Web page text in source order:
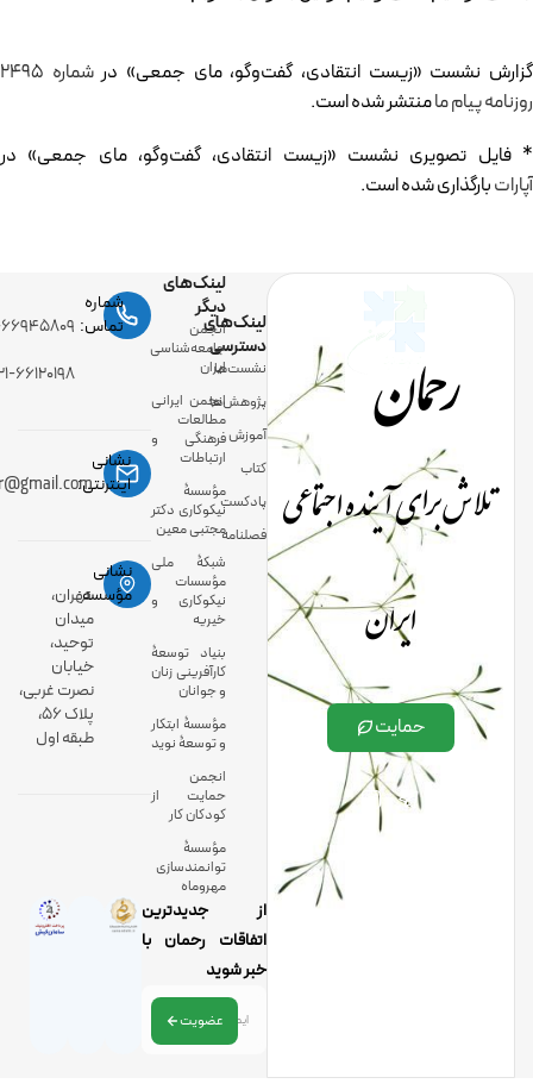
گزارش نشست «زیست انتقادی، گفت‌وگو، مای جمعی» در
شماره 2495
روزنامه پیام مامنتشر شده است.
* فایل تصویری نشست «زیست انتقادی، گفت‌وگو، مای جمعی» در
آپاراتبارگذاری شده است.
رحمان
تلاش برای آینده اجتماعی
ایران
حمایت
لینک‌های
دسترسی
نشست‌ها
پژوهش‌ها
آموزش
کتاب
پادکست
فصلنامه
لینک‌های
دیگر
انجمن
جامعه‌شناسی
ایران
انجمن ایرانی
مطالعات
فرهنگی و
ارتباطات
مؤسسۀ
نیکوکاری دکتر
مجتبی معین
شبکۀ ملی
مؤسسات
نیکوکاری و
خیریه
بنیاد توسعۀ
کارآفرینی زنان
و جوانان
مؤسسۀ ابتکار
و توسعۀ نوید
انجمن
حمایت از
کودکان کار
مؤسسۀ
توانمندسازی
مهروماه
شماره
تماس: ۰۲۱-
۰۲۱-
نشانی
اینترنتی:
نشانی
مؤسسه:تهران،
میدان
توحید،
خیابان
نصرت غربی،
پلاک 56،
طبقه اول
از جدیدترین
اتفاقات رحمان با
خبر شوید
عضویت